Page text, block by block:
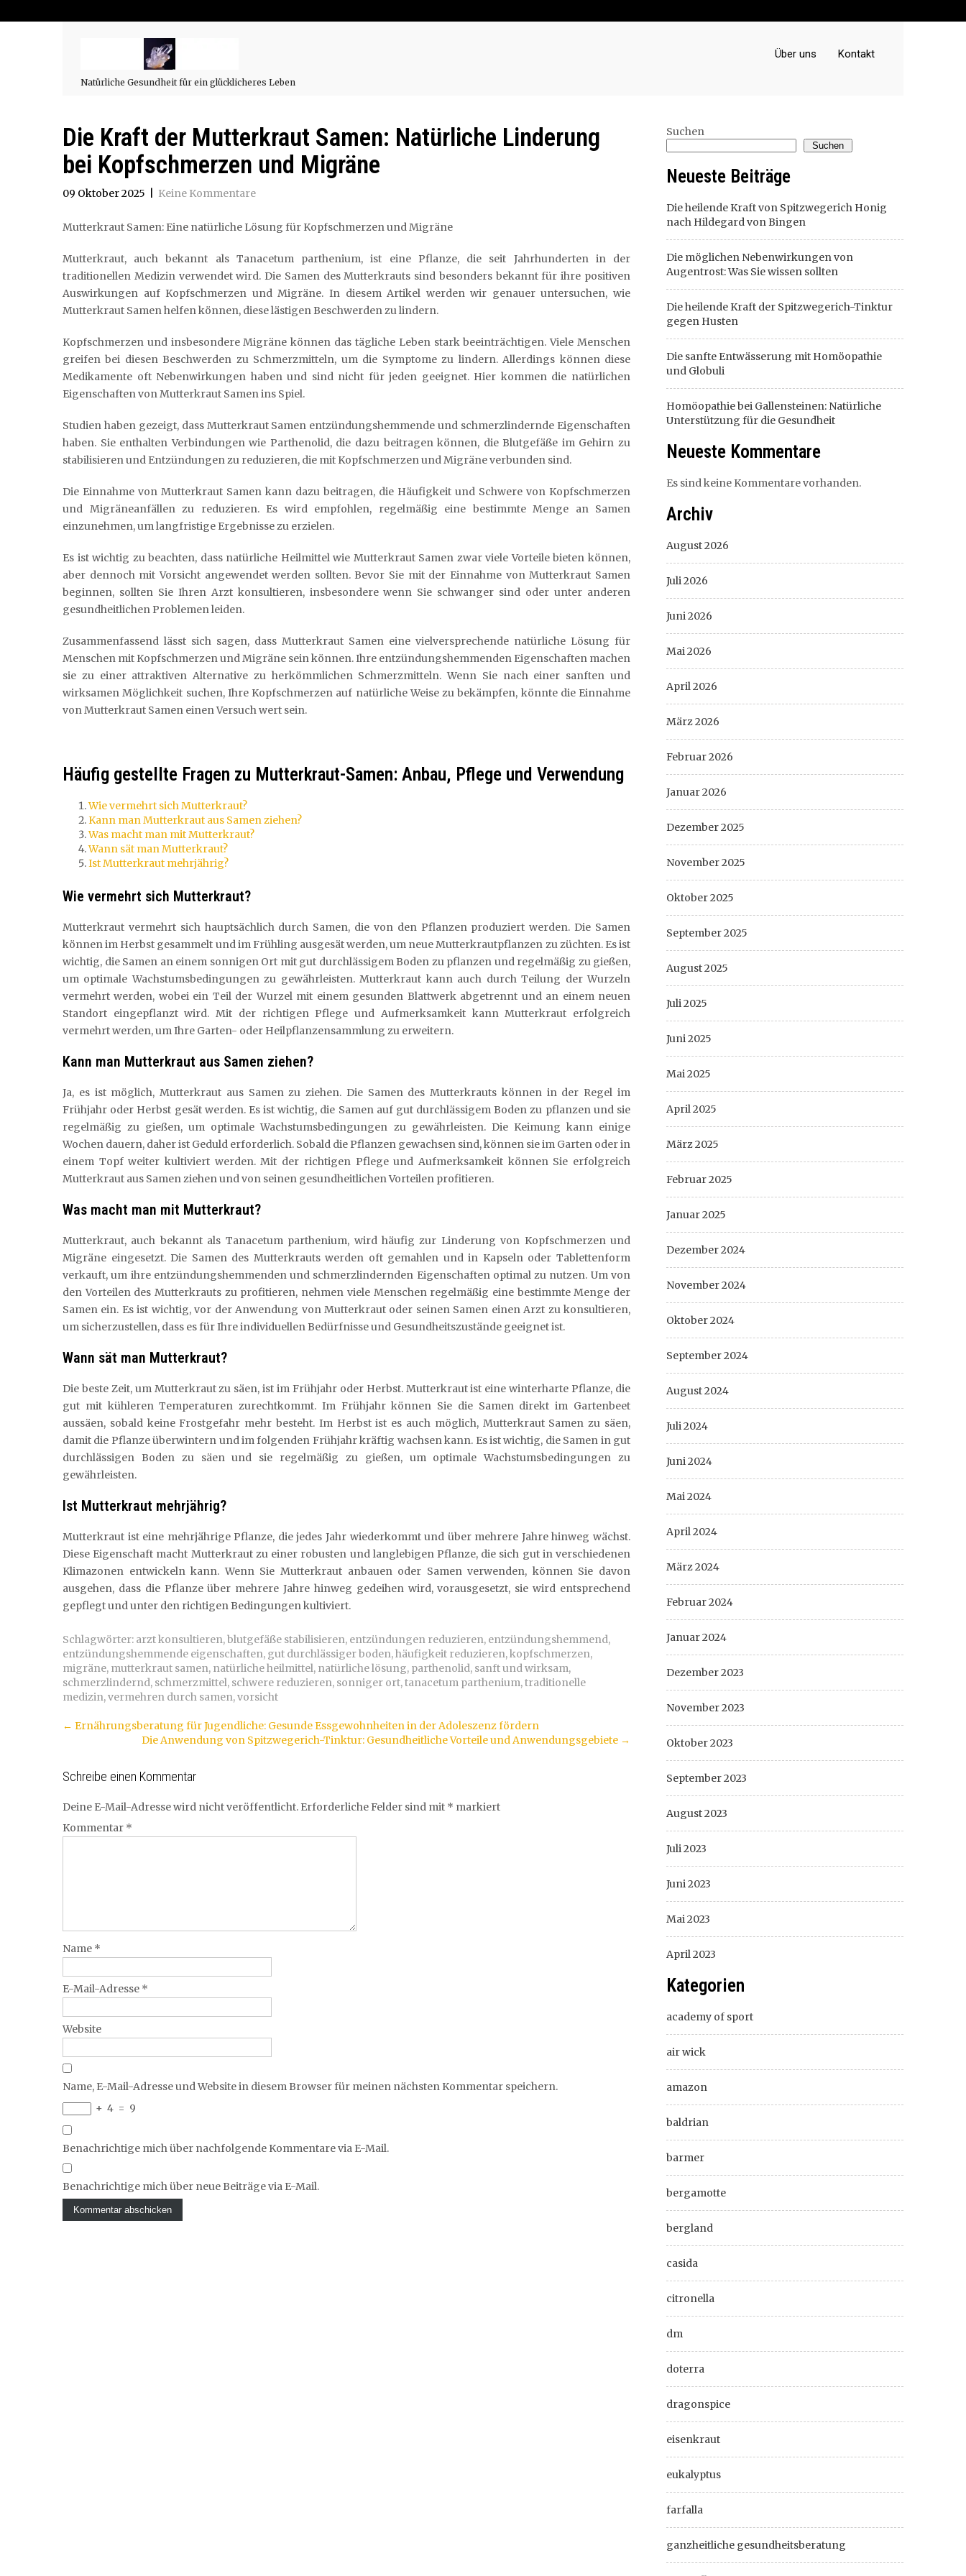
Natürliche Gesundheit für ein glücklicheres Leben
Über uns Kontakt
Die Kraft der Mutterkraut Samen: Natürliche Linderung
bei Kopfschmerzen und Migräne
09 Oktober 2025 Keine Kommentare
Mutterkraut Samen: Eine natürliche Lösung für Kopfschmerzen und Migräne
Mutterkraut, auch bekannt als Tanacetum parthenium, ist eine Pflanze, die seit Jahrhunderten in der
traditionellen Medizin verwendet wird. Die Samen des Mutterkrauts sind besonders bekannt für ihre positiven
Auswirkungen auf Kopfschmerzen und Migräne. In diesem Artikel werden wir genauer untersuchen, wie
Mutterkraut Samen helfen können, diese lästigen Beschwerden zu lindern.
Kopfschmerzen und insbesondere Migräne können das tägliche Leben stark beeinträchtigen. Viele Menschen
greifen bei diesen Beschwerden zu Schmerzmitteln, um die Symptome zu lindern. Allerdings können diese
Medikamente oft Nebenwirkungen haben und sind nicht für jeden geeignet. Hier kommen die natürlichen
Eigenschaften von Mutterkraut Samen ins Spiel.
Studien haben gezeigt, dass Mutterkraut Samen entzündungshemmende und schmerzlindernde Eigenschaften
haben. Sie enthalten Verbindungen wie Parthenolid, die dazu beitragen können, die Blutgefäße im Gehirn zu
stabilisieren und Entzündungen zu reduzieren, die mit Kopfschmerzen und Migräne verbunden sind.
Die Einnahme von Mutterkraut Samen kann dazu beitragen, die Häufigkeit und Schwere von Kopfschmerzen
und Migräneanfällen zu reduzieren. Es wird empfohlen, regelmäßig eine bestimmte Menge an Samen
einzunehmen, um langfristige Ergebnisse zu erzielen.
Es ist wichtig zu beachten, dass natürliche Heilmittel wie Mutterkraut Samen zwar viele Vorteile bieten können,
aber dennoch mit Vorsicht angewendet werden sollten. Bevor Sie mit der Einnahme von Mutterkraut Samen
beginnen, sollten Sie Ihren Arzt konsultieren, insbesondere wenn Sie schwanger sind oder unter anderen
gesundheitlichen Problemen leiden.
Zusammenfassend lässt sich sagen, dass Mutterkraut Samen eine vielversprechende natürliche Lösung für
Menschen mit Kopfschmerzen und Migräne sein können. Ihre entzündungshemmenden Eigenschaften machen
sie zu einer attraktiven Alternative zu herkömmlichen Schmerzmitteln. Wenn Sie nach einer sanften und
wirksamen Möglichkeit suchen, Ihre Kopfschmerzen auf natürliche Weise zu bekämpfen, könnte die Einnahme
von Mutterkraut Samen einen Versuch wert sein.
Häufig gestellte Fragen zu Mutterkraut-Samen: Anbau, Pflege und Verwendung
Wie vermehrt sich Mutterkraut?
Kann man Mutterkraut aus Samen ziehen?
Was macht man mit Mutterkraut?
Wann sät man Mutterkraut?
Ist Mutterkraut mehrjährig?
Wie vermehrt sich Mutterkraut?
Mutterkraut vermehrt sich hauptsächlich durch Samen, die von den Pflanzen produziert werden. Die Samen
können im Herbst gesammelt und im Frühling ausgesät werden, um neue Mutterkrautpflanzen zu züchten. Es ist
wichtig, die Samen an einem sonnigen Ort mit gut durchlässigem Boden zu pflanzen und regelmäßig zu gießen,
um optimale Wachstumsbedingungen zu gewährleisten. Mutterkraut kann auch durch Teilung der Wurzeln
vermehrt werden, wobei ein Teil der Wurzel mit einem gesunden Blattwerk abgetrennt und an einem neuen
Standort eingepflanzt wird. Mit der richtigen Pflege und Aufmerksamkeit kann Mutterkraut erfolgreich
vermehrt werden, um Ihre Garten- oder Heilpflanzensammlung zu erweitern.
Kann man Mutterkraut aus Samen ziehen?
Ja, es ist möglich, Mutterkraut aus Samen zu ziehen. Die Samen des Mutterkrauts können in der Regel im
Frühjahr oder Herbst gesät werden. Es ist wichtig, die Samen auf gut durchlässigem Boden zu pflanzen und sie
regelmäßig zu gießen, um optimale Wachstumsbedingungen zu gewährleisten. Die Keimung kann einige
Wochen dauern, daher ist Geduld erforderlich. Sobald die Pflanzen gewachsen sind, können sie im Garten oder in
einem Topf weiter kultiviert werden. Mit der richtigen Pflege und Aufmerksamkeit können Sie erfolgreich
Mutterkraut aus Samen ziehen und von seinen gesundheitlichen Vorteilen profitieren.
Was macht man mit Mutterkraut?
Mutterkraut, auch bekannt als Tanacetum parthenium, wird häufig zur Linderung von Kopfschmerzen und
Migräne eingesetzt. Die Samen des Mutterkrauts werden oft gemahlen und in Kapseln oder Tablettenform
verkauft, um ihre entzündungshemmenden und schmerzlindernden Eigenschaften optimal zu nutzen. Um von
den Vorteilen des Mutterkrauts zu profitieren, nehmen viele Menschen regelmäßig eine bestimmte Menge der
Samen ein. Es ist wichtig, vor der Anwendung von Mutterkraut oder seinen Samen einen Arzt zu konsultieren,
um sicherzustellen, dass es für Ihre individuellen Bedürfnisse und Gesundheitszustände geeignet ist.
Wann sät man Mutterkraut?
Die beste Zeit, um Mutterkraut zu säen, ist im Frühjahr oder Herbst. Mutterkraut ist eine winterharte Pflanze, die
gut mit kühleren Temperaturen zurechtkommt. Im Frühjahr können Sie die Samen direkt im Gartenbeet
aussäen, sobald keine Frostgefahr mehr besteht. Im Herbst ist es auch möglich, Mutterkraut Samen zu säen,
damit die Pflanze überwintern und im folgenden Frühjahr kräftig wachsen kann. Es ist wichtig, die Samen in gut
durchlässigen Boden zu säen und sie regelmäßig zu gießen, um optimale Wachstumsbedingungen zu
gewährleisten.
Ist Mutterkraut mehrjährig?
Mutterkraut ist eine mehrjährige Pflanze, die jedes Jahr wiederkommt und über mehrere Jahre hinweg wächst.
Diese Eigenschaft macht Mutterkraut zu einer robusten und langlebigen Pflanze, die sich gut in verschiedenen
Klimazonen entwickeln kann. Wenn Sie Mutterkraut anbauen oder Samen verwenden, können Sie davon
ausgehen, dass die Pflanze über mehrere Jahre hinweg gedeihen wird, vorausgesetzt, sie wird entsprechend
gepflegt und unter den richtigen Bedingungen kultiviert.
Schlagwörter: arzt konsultieren,blutgefäße stabilisieren, entzündungen reduzieren, entzündungshemmend,
entzündungshemmende eigenschaften, gut durchlässiger boden,häufigkeit reduzieren,kopfschmerzen,
migräne, mutterkraut samen, natürliche heilmittel, natürliche lösung, parthenolid, sanft und wirksam,
schmerzlindernd, schmerzmittel, schwere reduzieren, sonniger ort,tanacetum parthenium,traditionelle
medizin,vermehren durch samen,vorsicht
Artikel-
← Ernährungsberatung für Jugendliche: Gesunde Essgewohnheiten in der Adoleszenz fördern
Die Anwendung von Spitzwegerich-Tinktur: Gesundheitliche Vorteile und Anwendungsgebiete →
Schreibe einen Kommentar
Deine E-Mail-Adresse wird nicht veröffentlicht. Erforderliche Felder sind mit * markiert
Kommentar *
Name *
E-Mail-Adresse *
Website
Name, E-Mail-Adresse und Website in diesem Browser für meinen nächsten Kommentar speichern.
+ 4 = 9
Benachrichtige mich über nachfolgende Kommentare via E-Mail.
Benachrichtige mich über neue Beiträge via E-Mail.
Suchen
Suchen
Neueste Beiträge
Die heilende Kraft von Spitzwegerich Honig
nach Hildegard von Bingen
Die möglichen Nebenwirkungen von
Augentrost: Was Sie wissen sollten
Die heilende Kraft der Spitzwegerich-Tinktur
gegen Husten
Die sanfte Entwässerung mit Homöopathie
und Globuli
Homöopathie bei Gallensteinen: Natürliche
Unterstützung für die Gesundheit
Neueste Kommentare
Es sind keine Kommentare vorhanden.
Archiv
August 2026
Juli 2026
Juni 2026
Mai 2026
April 2026
März 2026
Februar 2026
Januar 2026
Dezember 2025
November 2025
Oktober 2025
September 2025
August 2025
Juli 2025
Juni 2025
Mai 2025
April 2025
März 2025
Februar 2025
Januar 2025
Dezember 2024
November 2024
Oktober 2024
September 2024
August 2024
Juli 2024
Juni 2024
Mai 2024
April 2024
März 2024
Februar 2024
Januar 2024
Dezember 2023
November 2023
Oktober 2023
September 2023
August 2023
Juli 2023
Juni 2023
Mai 2023
April 2023
Kategorien
academy of sport
air wick
amazon
baldrian
barmer
bergamotte
bergland
casida
citronella
dm
doterra
dragonspice
eisenkraut
eukalyptus
farfalla
ganzheitliche gesundheitsberatung